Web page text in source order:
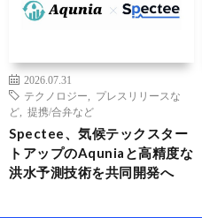
2026.07.31
テクノロジー
プレスリリースな
ど
提携/合弁など
Spectee、気候テックスター
トアップのAquniaと高精度な
洪水予測技術を共同開発へ